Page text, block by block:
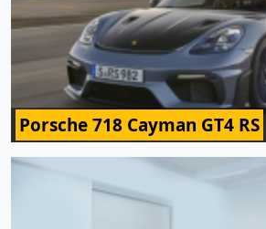
Porsche 718 Cayman GT4 RS